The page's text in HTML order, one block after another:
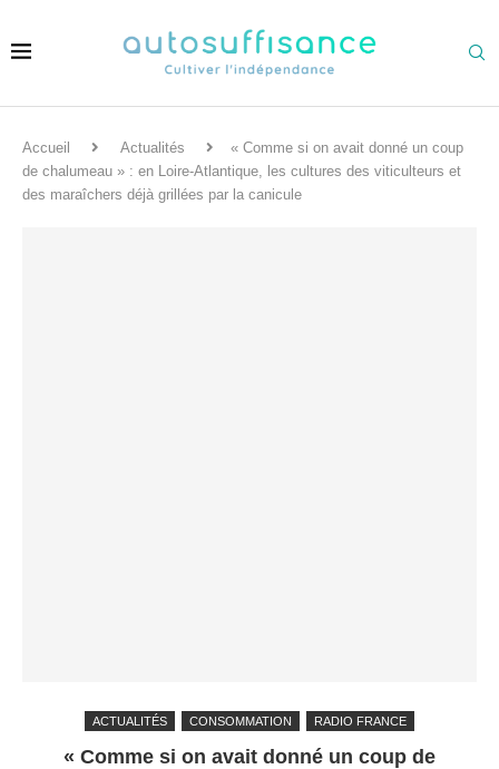
Accueil Actualités
« Comme si on avait donné un coup
de chalumeau » : en Loire-Atlantique, les cultures des viticulteurs et
des maraîchers déjà grillées par la canicule
ACTUALITÉS CONSOMMATION RADIO FRANCE
« Comme si on avait donné un coup de